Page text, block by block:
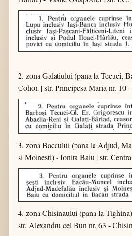
2. zona Galatiului (pana la Tecuci,
Cohon | str. Principesa Maria nr. 10
3. zona Bacaului (pana la Adjud,
si Moinesti) - Ionita Baiu | str.
4. zona Chisinaului (pana la
str. Alexandru cel Bun nr. 63 -